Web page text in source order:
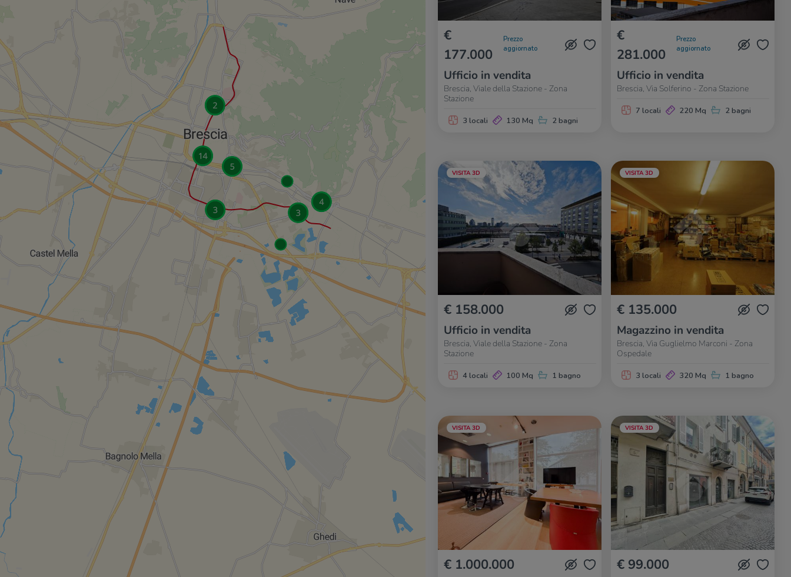
€
177.000
Prezzo
aggiornato
Ufficio in vendita
Brescia, Viale della Stazione - Zona
Stazione
3 locali 130 Mq 2 bagni
€
281.000
Prezzo
aggiornato
Ufficio in vendita
Brescia, Via Solferino - Zona Stazione
7 locali 220 Mq 2 bagni
VISITA 3D
€ 158.000
Ufficio in vendita
Brescia, Viale della Stazione - Zona
Stazione
4 locali 100 Mq 1 bagno
VISITA 3D
€ 135.000
Magazzino in vendita
Brescia, Via Guglielmo Marconi - Zona
Ospedale
3 locali 320 Mq 1 bagno
VISITA 3D
€ 1.000.000
VISITA 3D
€ 99.000